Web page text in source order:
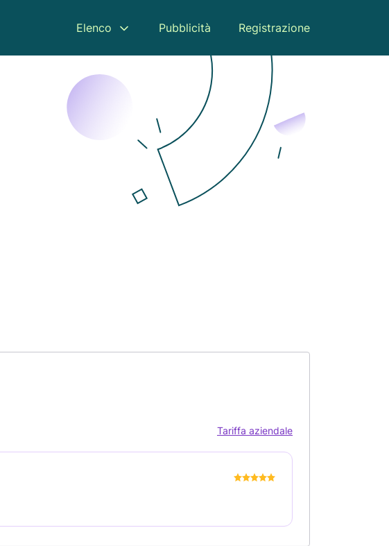
Elenco Pubblicità Registrazione
Tariffa aziendale